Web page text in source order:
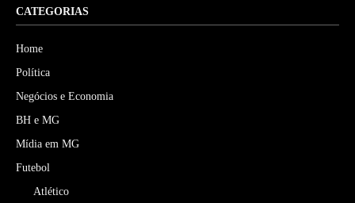
CATEGORIAS
Home
Política
Negócios e Economia
BH e MG
Mídia em MG
Futebol
Atlético